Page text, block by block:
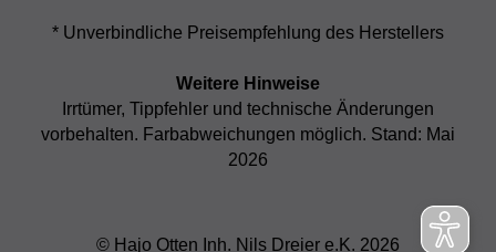
* Unverbindliche Preisempfehlung des Herstellers
Weitere Hinweise
Irrtümer, Tippfehler und technische Änderungen
vorbehalten. Farbabweichungen möglich. Stand: Mai
2026
© Hajo Otten Inh. Nils Dreier e.K. 2026